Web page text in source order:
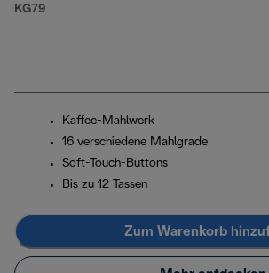
KG79
Kaffee-Mahlwerk
16 verschiedene Mahlgrade
Soft-Touch-Buttons
Bis zu 12 Tassen
Zum Warenkorb